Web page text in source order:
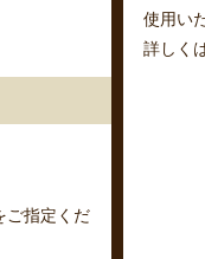
ご指定くだ
使用い
詳しく